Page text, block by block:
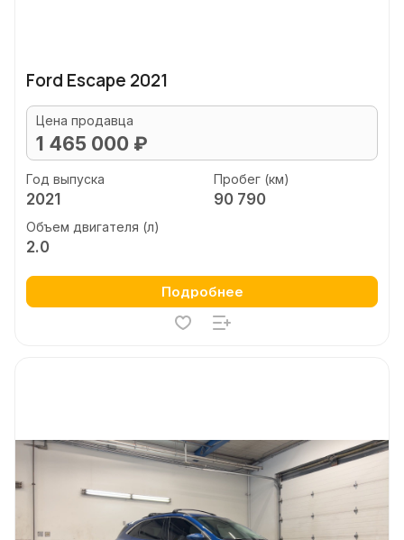
Ford Escape 2021
Цена продавца
1 465 000 ₽
Год выпуска
2021
Пробег (км)
90 790
Объем двигателя (л)
2.0
Подробнее